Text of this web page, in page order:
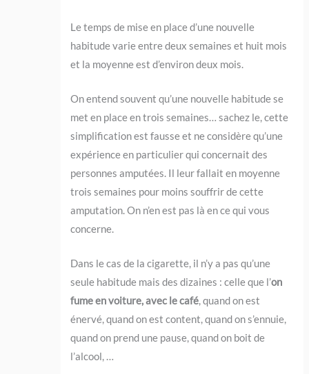
Le temps de mise en place d’une nouvelle
habitude varie entre deux semaines et huit mois
et la moyenne est d’environ deux mois.
On entend souvent qu’une nouvelle habitude se
met en place en trois semaines… sachez le, cette
simplification est fausse et ne considère qu’une
expérience en particulier qui concernait des
personnes amputées. Il leur fallait en moyenne
trois semaines pour moins souffrir de cette
amputation. On n’en est pas là en ce qui vous
concerne.
Dans le cas de la cigarette, il n’y a pas qu’une
seule habitude mais des dizaines : celle que l’on
fume en voiture, avec le café, quand on est
énervé, quand on est content, quand on s’ennuie,
quand on prend une pause, quand on boit de
l’alcool, …